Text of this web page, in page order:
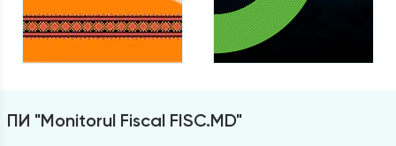
ПИ "Monitorul Fiscal FISC.MD"